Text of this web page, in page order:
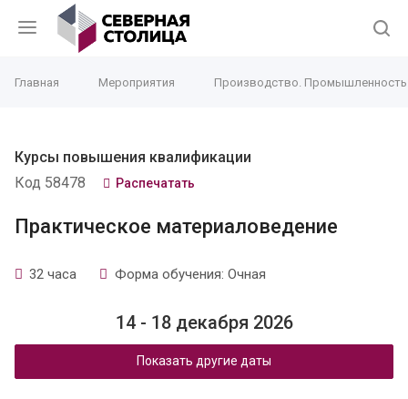
Главная Мероприятия Производство.
Курсы повышения квалификации
Код 58478
Распечатать
Практическое материаловедение
32 часа Форма обучения: Очная
14 - 18 декабря 2026
Показать другие даты